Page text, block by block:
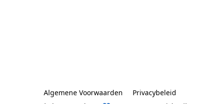
Algemene Voorwaarden
Privacybeleid